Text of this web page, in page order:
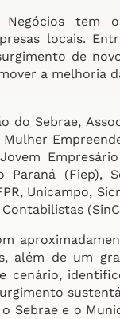
Negócios tem
locais.
de
a melhoria
do Sebrae,
(Fiep),
Unicampo,
além de um
cenário,
Sebrae e o